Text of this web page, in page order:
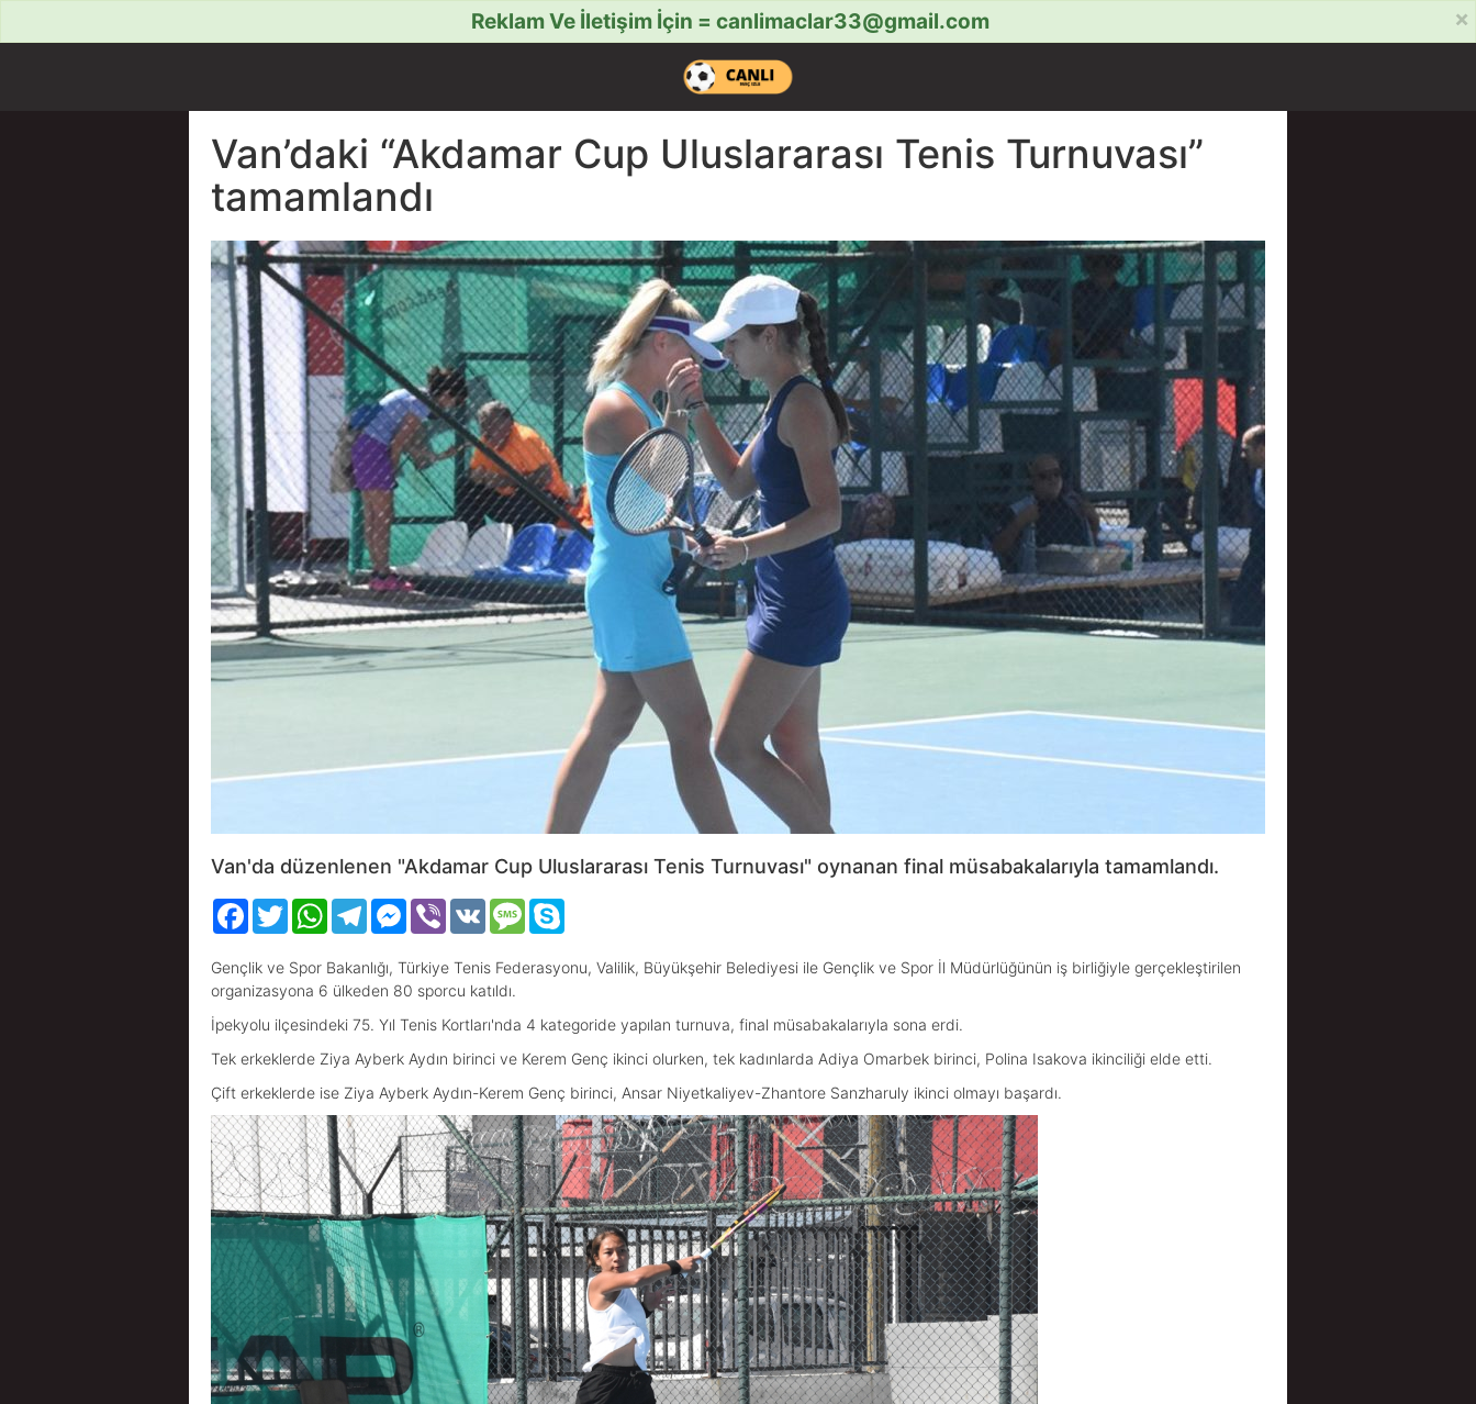
×
Reklam Ve İletişim İçin = canlimaclar33@gmail.com
Van’daki “Akdamar Cup Uluslararası Tenis Turnuvası”
tamamlandı
Van'da düzenlenen "Akdamar Cup Uluslararası Tenis Turnuvası" oynanan final müsabakalarıyla tamamlandı.
Facebook
TwitterWhatsAppTelegramMessenger
Viber VK Message
Gençlik ve Spor Bakanlığı, Türkiye Tenis Federasyonu, Valilik, Büyükşehir Belediyesi ile Gençlik ve Spor İl Müdürlüğünün iş birliğiyle gerçekleştirilen
organizasyona 6 ülkeden 80 sporcu katıldı.
İpekyolu ilçesindeki 75. Yıl Tenis Kortları'nda 4 kategoride yapılan turnuva, final müsabakalarıyla sona erdi.
Tek erkeklerde Ziya Ayberk Aydın birinci ve Kerem Genç ikinci olurken, tek kadınlarda Adiya Omarbek birinci, Polina Isakova ikinciliği elde etti.
Çift erkeklerde ise Ziya Ayberk Aydın-Kerem Genç birinci, Ansar Niyetkaliyev-Zhantore Sanzharuly ikinci olmayı başardı.